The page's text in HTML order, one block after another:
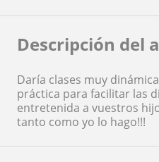
Descripción del
Daría clases muy
práctica para facilitar las
entretenida a vuestros
tanto como yo lo hago!!!